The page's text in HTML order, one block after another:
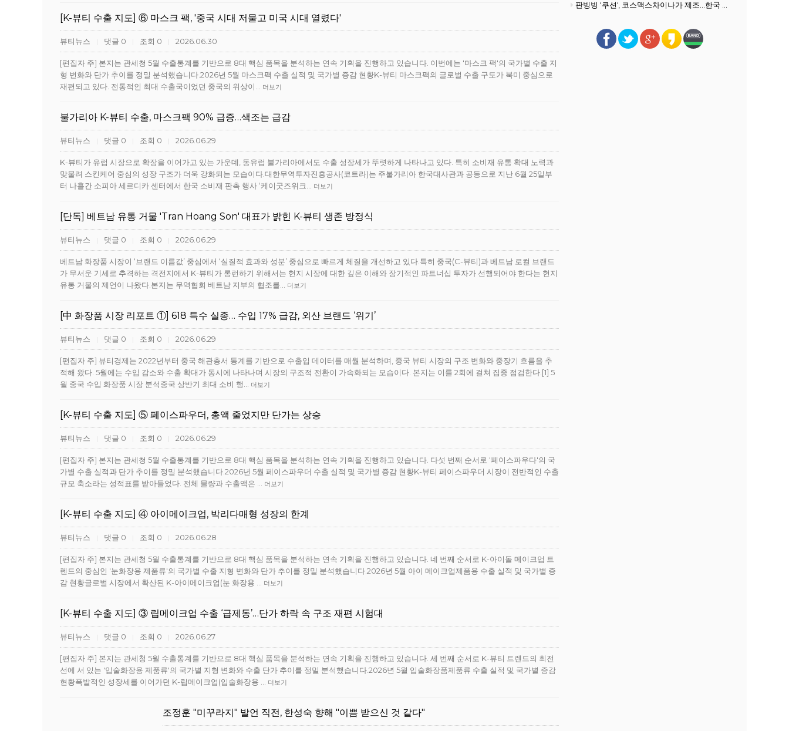
[K-뷰티 수출 지도] ⑥ 마스크 팩, '중국 시대 저물고 미국 시대 열렸다'
뷰티뉴스 | 댓글 0 | 조회 0 | 2026.06.30
[편집자 주] 본지는 관세청 5월 수출통계를 기반으로 8대 핵심 품목을 분석하는 연속 기획을 진행하고 있습니다. 이번에는 '마스크 팩'의 국가별 수출 지
형 변화와 단가 추이를 정밀 분석했습니다.2026년 5월 마스크팩 수출 실적 및 국가별 증감 현황K-뷰티 마스크팩의 글로벌 수출 구도가 북미 중심으로
재편되고 있다. 전통적인 최대 수출국이었던 중국의 위상이…
더보기
불가리아 K-뷰티 수출, 마스크팩 90% 급증…색조는 급감
뷰티뉴스 | 댓글 0 | 조회 0 | 2026.06.29
K-뷰티가 유럽 시장으로 확장을 이어가고 있는 가운데, 동유럽 불가리아에서도 수출 성장세가 뚜렷하게 나타나고 있다. 특히 소비재 유통 확대 노력과
맞물려 스킨케어 중심의 성장 구조가 더욱 강화되는 모습이다.대한무역투자진흥공사(코트라)는 주불가리아 한국대사관과 공동으로 지난 6월 25일부
터 나흘간 소피아 세르디카 센터에서 한국 소비재 판촉 행사 ‘케이굿즈위크…
더보기
[단독] 베트남 유통 거물 'Tran Hoang Son' 대표가 밝힌 K-뷰티 생존 방정식
뷰티뉴스 | 댓글 0 | 조회 0 | 2026.06.29
베트남 화장품 시장이 ‘브랜드 이름값’ 중심에서 ‘실질적 효과와 성분’ 중심으로 빠르게 체질을 개선하고 있다.특히 중국(C-뷰티)과 베트남 로컬 브랜드
가 무서운 기세로 추격하는 격전지에서 K-뷰티가 롱런하기 위해서는 현지 시장에 대한 깊은 이해와 장기적인 파트너십 투자가 선행되어야 한다는 현지
유통 거물의 제언이 나왔다.본지는 무역협회 베트남 지부의 협조를…
더보기
[中 화장품 시장 리포트 ①] 618 특수 실종… 수입 17% 급감, 외산 브랜드 ‘위기’
뷰티뉴스 | 댓글 0 | 조회 0 | 2026.06.29
[편집자 주] 뷰티경제는 2022년부터 중국 해관총서 통계를 기반으로 수출입 데이터를 매월 분석하며, 중국 뷰티 시장의 구조 변화와 중장기 흐름을 추
적해 왔다. 5월에는 수입 감소와 수출 확대가 동시에 나타나며 시장의 구조적 전환이 가속화되는 모습이다. 본지는 이를 2회에 걸쳐 집중 점검한다.[1] 5
월 중국 수입 화장품 시장 분석중국 상반기 최대 소비 행…
더보기
[K-뷰티 수출 지도] ⑤ 페이스파우더, 총액 줄었지만 단가는 상승
뷰티뉴스 | 댓글 0 | 조회 0 | 2026.06.29
[편집자 주] 본지는 관세청 5월 수출통계를 기반으로 8대 핵심 품목을 분석하는 연속 기획을 진행하고 있습니다. 다섯 번째 순서로 '페이스파우다'의 국
가별 수출 실적과 단가 추이를 정밀 분석했습니다.2026년 5월 페이스파우더 수출 실적 및 국가별 증감 현황K-뷰티 페이스파우더 시장이 전반적인 수출
규모 축소라는 성적표를 받아들었다. 전체 물량과 수출액은 …
더보기
[K-뷰티 수출 지도] ④ 아이메이크업, 박리다매형 성장의 한계
뷰티뉴스 | 댓글 0 | 조회 0 | 2026.06.28
[편집자 주] 본지는 관세청 5월 수출통계를 기반으로 8대 핵심 품목을 분석하는 연속 기획을 진행하고 있습니다. 네 번째 순서로 K-아이돌 메이크업 트
렌드의 중심인 '눈화장용 제품류'의 국가별 수출 지형 변화와 단가 추이를 정밀 분석했습니다.2026년 5월 아이 메이크업제품용 수출 실적 및 국가별 증
감 현황글로벌 시장에서 확산된 K-아이메이크업(눈 화장용 …
더보기
[K-뷰티 수출 지도] ③ 립메이크업 수출 ‘급제동’…단가 하락 속 구조 재편 시험대
뷰티뉴스 | 댓글 0 | 조회 0 | 2026.06.27
[편집자 주] 본지는 관세청 5월 수출통계를 기반으로 8대 핵심 품목을 분석하는 연속 기획을 진행하고 있습니다. 세 번째 순서로 K-뷰티 트렌드의 최전
선에 서 있는 '입술화장용 제품류'의 국가별 지형 변화와 수출 단가 추이를 정밀 분석했습니다.2026년 5월 입술화장품제품류 수출 실적 및 국가별 증감
현황폭발적인 성장세를 이어가던 K-립메이크업(입술화장용 …
더보기
조정훈 "미꾸라지" 발언 직전, 한성숙 향해 "이쁨 받으신 것 같다"
판빙빙 '쿠션', 코스맥스차이나가 제조…한국 ODM 경쟁력 재조명